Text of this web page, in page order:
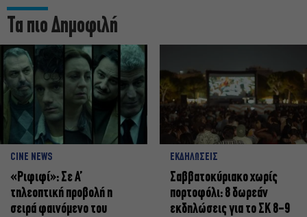
Τα πιο Δημοφιλή
CINE NEWS
«Ριφιφί»: Σε Α’
τηλεοπτική προβολή η
σειρά φαινόμενο του
ΕΚΔΗΛΩΣΕΙΣ
Σαββατοκύριακο χωρίς
πορτοφόλι: 8 δωρεάν
εκδηλώσεις για το ΣΚ 8-9